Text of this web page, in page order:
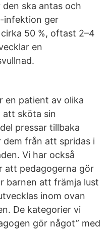
ska antas och
infektion ger
50 %, oftast 2–4
en
en patient av olika
att sköta sin
pressar tillbaka
från att spridas i
Vi har också
att pedagogerna gör
barnen att främja lust
inom ovan
De kategorier vi
gör något” med